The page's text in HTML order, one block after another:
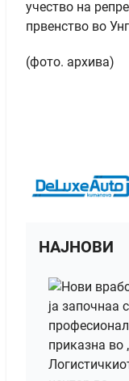
учество на
првенство во
(фото. архива)
НАЈНОВИ